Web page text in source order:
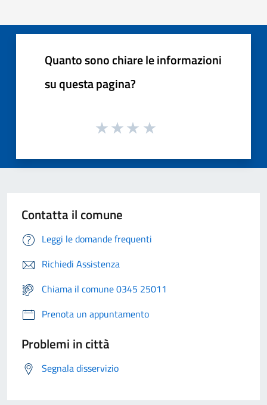
Quanto sono chiare le informazioni
su questa pagina?
Contatta il comune
Leggi le domande frequenti
Richiedi Assistenza
Chiama il comune 0345 25011
Prenota un appuntamento
Problemi in città
Segnala disservizio